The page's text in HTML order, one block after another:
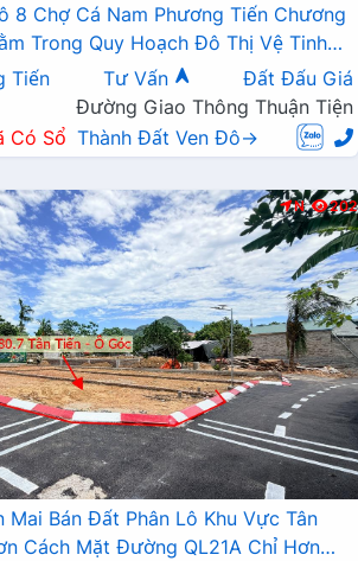
8 Chợ Cá Nam Phương Tiến Chương
Trong Quy Hoạch Đô Thị Vệ Tinh
Tiến Tư Vấn
Đất Đấu Giá
Đường Giao Thông Thuận Tiện
Có Sổ Thành Đất Ven Đô→
N 202
Mai Bán Đất Phân Lô Khu Vực Tân
Cách Mặt Đường QL21A Chỉ Hơn